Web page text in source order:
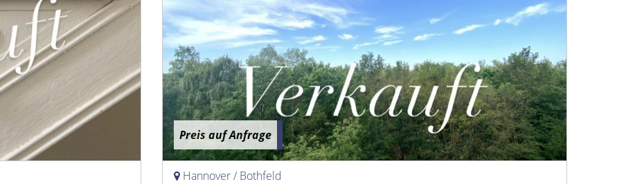
Preis auf Anfrage
Hannover / Bothfeld